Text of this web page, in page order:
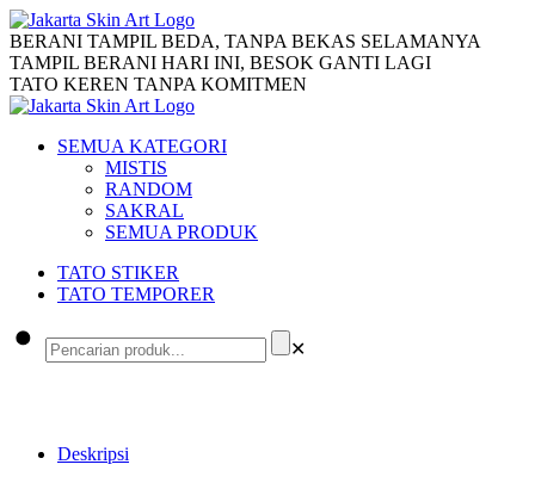
BERANI TAMPIL BEDA, TANPA BEKAS SELAMANYA
TAMPIL BERANI HARI INI, BESOK GANTI LAGI
TATO KEREN TANPA KOMITMEN
SEMUA KATEGORI
MISTIS
RANDOM
SAKRAL
SEMUA PRODUK
TATO STIKER
TATO TEMPORER
✕
Deskripsi